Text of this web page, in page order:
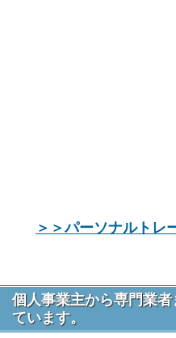
＞＞パーソナルトレ
個人事業主から専門業
ています。